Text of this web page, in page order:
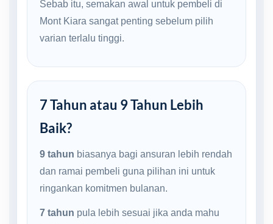
Sebab itu, semakan awal untuk pembeli di
Mont Kiara sangat penting sebelum pilih
varian terlalu tinggi.
7 Tahun atau 9 Tahun Lebih
Baik?
9 tahun biasanya bagi ansuran lebih rendah
dan ramai pembeli guna pilihan ini untuk
ringankan komitmen bulanan.
7 tahun pula lebih sesuai jika anda mahu